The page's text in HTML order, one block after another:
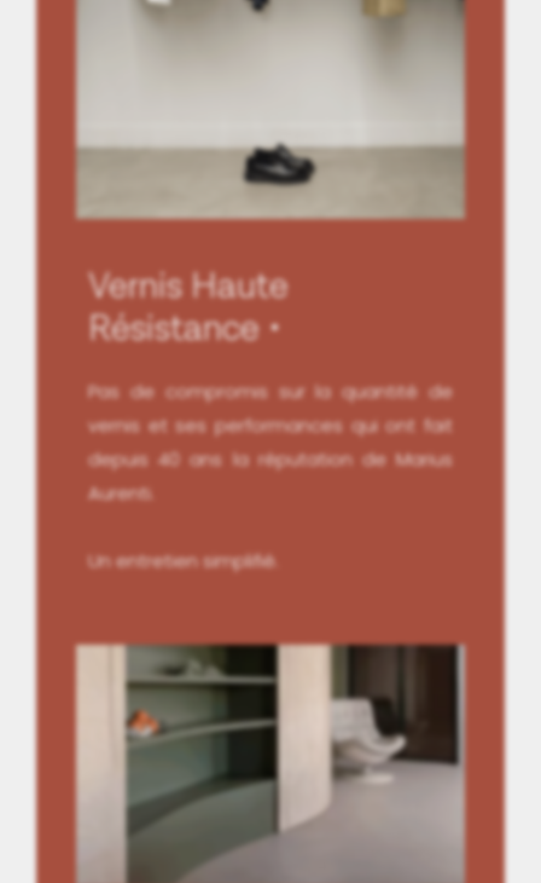
Vernis Haute
Résistance
Pas de compromis sur la quantité de
vernis et ses performances qui ont fait
depuis 40 ans la réputation de Marius
Aurenti.
Un entretien simplifié.